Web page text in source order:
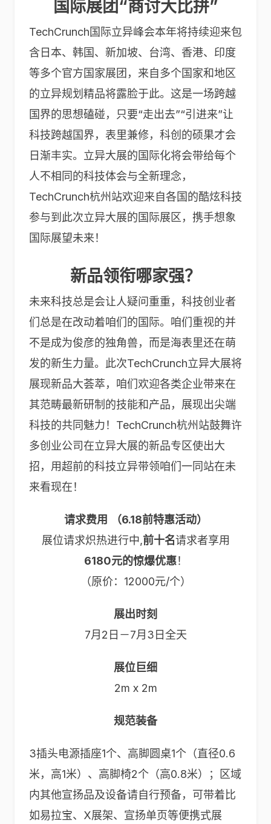
国际展团“商讨大比拼”
TechCrunch国际立异峰会本年将持续迎来包
含日本、韩国、新加坡、台湾、香港、印度
等多个官方国家展团，来自多个国家和地区
的立异规划精品将露脸于此。这是一场跨越
国界的思想磕碰，只要“走出去”“引进来”让
科技跨越国界，表里兼修，科创的硕果才会
日渐丰实。立异大展的国际化将会带给每个
人不相同的科技体会与全新理念，
TechCrunch杭州站欢迎来自各国的酷炫科技
参与到此次立异大展的国际展区，携手想象
国际展望未来！
新品领衔哪家强？
未来科技总是会让人疑问重重，科技创业者
们总是在改动着咱们的国际。咱们重视的并
不是成为俊彦的独角兽，而是海表里还在萌
发的新生力量。此次TechCrunch立异大展将
展现新品大荟萃，咱们欢迎各类企业带来在
其范畴最新研制的技能和产品，展现出尖端
科技的共同魅力！TechCrunch杭州站鼓舞许
多创业公司在立异大展的新品专区使出大
招，用超前的科技立异带领咱们一同站在未
来看现在！
请求费用
（6.18前特惠活动）
展位请求炽热进行中,前十名请求者享用
6180元的惊爆优惠！
（原价：12000元/个）
展出时刻
7月2日－7月3日全天
展位巨细
2m x 2m
规范装备
3插头电源插座1个、高脚圆桌1个（直径0.6
米，高1米）、高脚椅2个（高0.8米）；区域
内其他宣扬品及设备请自行预备，可带着比
如易拉宝、X展架、宣扬单页等便携式展